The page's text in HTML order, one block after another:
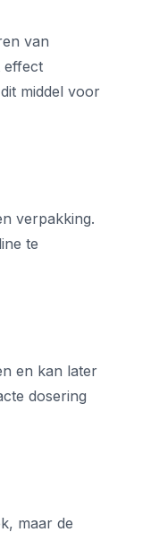
van
effect
middel voor
verpakking.
te
en kan later
dosering
maar de